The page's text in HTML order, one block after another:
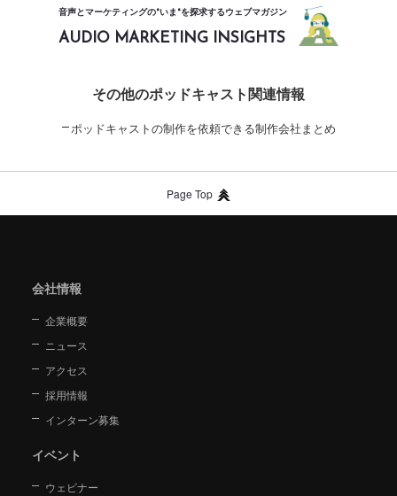
音声とマーケティングの"いま"を探求するウェブマガジン
AUDIO MARKETING INSIGHTS
その他のポッドキャスト関連情報
ポッドキャストの制作を依頼できる制作会社まとめ
Page Top
会社情報
企業概要
ニュース
アクセス
採用情報
インターン募集
イベント
ウェビナー